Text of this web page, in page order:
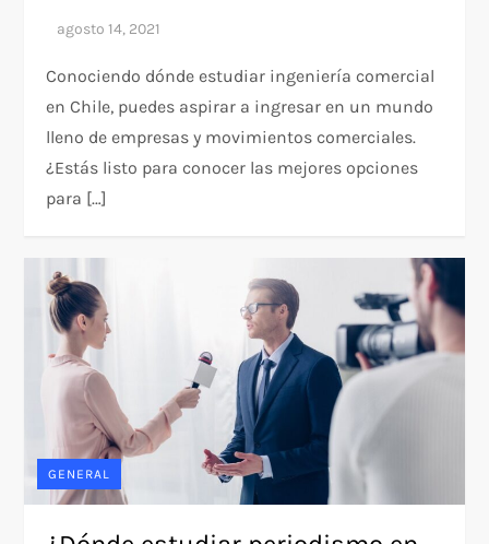
Conociendo dónde estudiar ingeniería comercial
en Chile, puedes aspirar a ingresar en un mundo
lleno de empresas y movimientos comerciales.
¿Estás listo para conocer las mejores opciones
para […]
GENERAL